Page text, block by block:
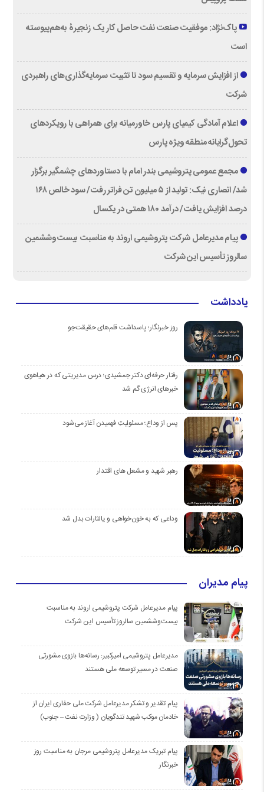
پاک‌نژاد: موفقیت صنعت نفت حاصل کار یک زنجیرۀ به‌هم‌پیوسته
است
از افزایش سرمایه و تقسیم سود تا تثبیت سرمایه‌گذاری‌های راهبردی
شرکت
اعلام آمادگی کیمیای پارس خاورمیانه برای همراهی با رویکردهای
تحول‌گرایانه منطقه ویژه پارس
مجمع عمومی پتروشیمی بندر امام با دستاوردهای چشمگیر برگزار
شد/ انصاری نیک: تولید از ۵ میلیون تن فراتر رفت/ سود خالص ۱۶۸
درصد افزایش یافت/ درآمد ۱۸۰ همتی در یکسال
پیام مدیرعامل شرکت پتروشیمی اروند به مناسبت بیست‌و‌ششمین
سالروز تأسیس این شرکت
یادداشت
روز خبرنگار؛ پاسداشت قلم‌های حقیقت‌جو
رفتار حرفه‌ای دکتر جمشیدی؛ درس مدیریتی که در هیاهوی
خبرهای انرژی گم شد
پس از وداع؛ مسئولیتِ فهمیدن آغاز می‌شود
رهبر شهید و مشعل های اقتدار
وداعی که به خون‌خواهی و یالثارات بدل شد
پیام مدیران
پیام مدیرعامل شرکت پتروشیمی اروند به مناسبت
بیست‌و‌ششمین سالروز تأسیس این شرکت
مدیرعامل پتروشیمی امیرکبیر: رسانه‌ها بازوی مشورتی
صنعت در مسیر توسعه ملی هستند
پیام تقدیر و تشکر مدیرعامل شرکت ملی حفاری ایران از
خادمان موكب شهيد تندگويان ( وزارت نفت – جنوب)
پیام تبریک مدیرعامل پتروشیمی مرجان به مناسبت روز
خبرنگار